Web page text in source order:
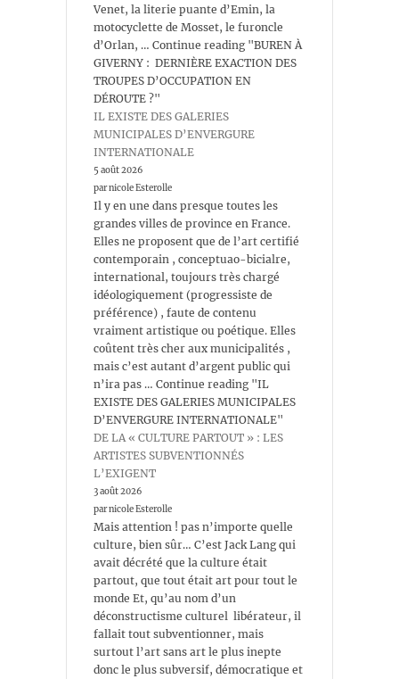
Venet, la literie puante d’Emin, la
motocyclette de Mosset, le furoncle
d’Orlan, … Continue reading "BUREN À
GIVERNY : DERNIÈRE EXACTION DES
TROUPES D’OCCUPATION EN
DÉROUTE ?"
IL EXISTE DES GALERIES
MUNICIPALES D’ENVERGURE
INTERNATIONALE
5 août 2026
par nicole Esterolle
Il y en une dans presque toutes les
grandes villes de province en France.
Elles ne proposent que de l’art certifié
contemporain , conceptuao-bicialre,
international, toujours très chargé
idéologiquement (progressiste de
préférence) , faute de contenu
vraiment artistique ou poétique. Elles
coûtent très cher aux municipalités ,
mais c’est autant d’argent public qui
n’ira pas … Continue reading "IL
EXISTE DES GALERIES MUNICIPALES
D’ENVERGURE INTERNATIONALE"
DE LA « CULTURE PARTOUT » : LES
ARTISTES SUBVENTIONNÉS
L’EXIGENT
3 août 2026
par nicole Esterolle
Mais attention ! pas n’importe quelle
culture, bien sûr… C’est Jack Lang qui
avait décrété que la culture était
partout, que tout était art pour tout le
monde Et, qu’au nom d’un
déconstructisme culturel libérateur, il
fallait tout subventionner, mais
surtout l’art sans art le plus inepte
donc le plus subversif, démocratique et